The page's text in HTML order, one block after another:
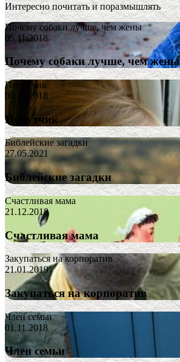
Интересно почитать и поразмышлять
Почему собаки лучше, чем жены
05.11.2018
Почему собаки лучше, чем жены
Попутчик
09.11.2018
Попутчик
Библейские загадки
27.05.2021
Библейские загадки
Счастливая мама
21.12.2018
Счастливая мама
Закупаться на корпоратив
21.01.2019
Закупаться на корпоратив
Член семьи
01.11.2018
Член семьи